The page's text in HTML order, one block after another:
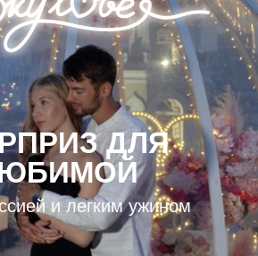
ДЛЯ
и легким ужином